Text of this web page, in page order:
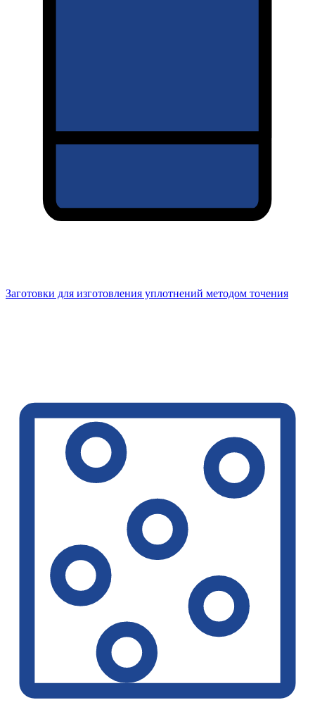
Заготовки для изготовления уплотнений методом точения